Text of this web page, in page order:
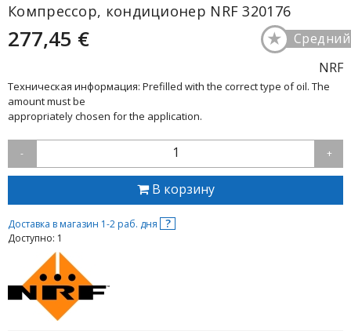
Компрессор, кондиционер NRF 320176
277,45 € Средний
★
NRF
Техническая информация: Prefilled with the correct type of oil. The
amount must be
appropriately chosen for the application.
- 1 +
В корзину
Доставка в магазин 1-2 раб. дня ?
Доступно: 1